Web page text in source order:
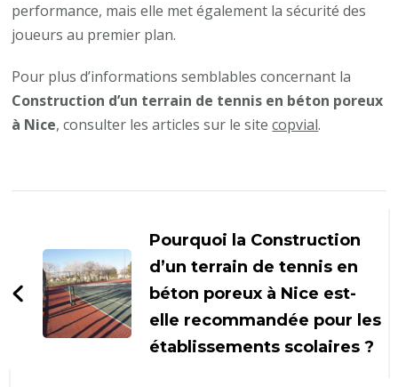
performance, mais elle met également la sécurité des
joueurs au premier plan.
Pour plus d’informations semblables concernant la
Construction d’un terrain de tennis en béton poreux
à Nice, consulter les articles sur le sitecopvial.
d'article
Pourquoi la Construction
d’un terrain de tennis en
béton poreux à Nice est-
elle recommandée pour les
établissements scolaires ?